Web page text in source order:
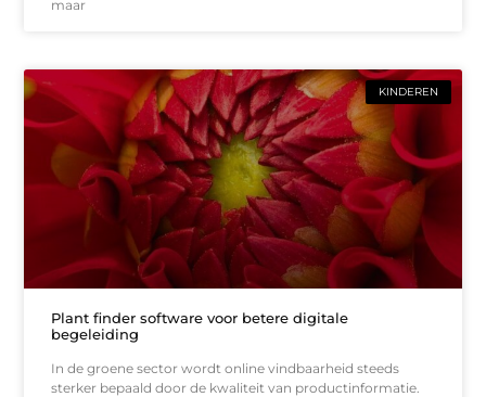
maar
KINDEREN
Plant finder software voor betere digitale
begeleiding
In de groene sector wordt online vindbaarheid steeds
sterker bepaald door de kwaliteit van productinformatie.